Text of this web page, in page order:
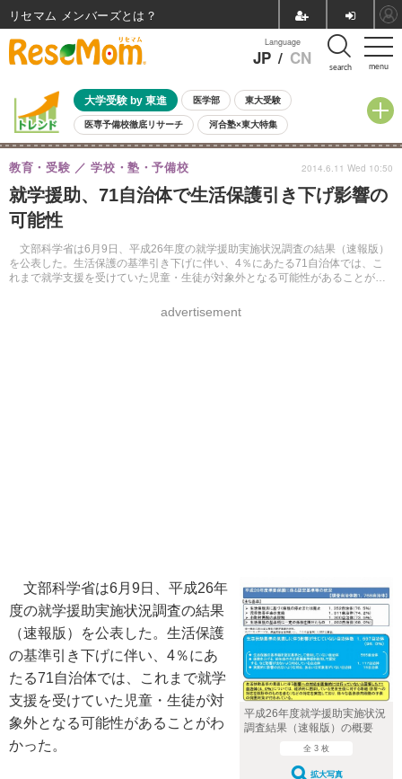
menu
Language
JP / CN search
大学受験 by 東進 医学部 東大受験
医専予備校徹底リサーチ 河合塾×東大特集
親子で考える大学選び 高校受験 中学受験 小学校受験
共通テスト 夏休み 8月開催学校説明会・相談会
8月開催イベント・WS 全国公立高校 過去問 人気記事
自由研究教材（小学生向け）
就学援助、71自治体で生活保護引き下げ影響の
可能性
文部科学省は6月9日、平成26年度の就学援助実施状況調査の結果（速報版）
を公表した。生活保護の基準引き下げに伴い、4％にあたる71自治体では、こ
れまで就学支援を受けていた児童・生徒が対象外となる可能性があることがわ
教育・受験 学校・塾・予備校
advertisement
2014.6.11 Wed 10:50
平成26年度就学援助実施状況
調査結果（速報版）の概要
全 3 枚
拡大写真
文部科学省は6月9日、平成26年
度の就学援助実施状況調査の結果
（速報版）を公表した。生活保護
の基準引き下げに伴い、4％にあ
たる71自治体では、これまで就学
支援を受けていた児童・生徒が対
象外となる可能性があることがわ
かった。
リセマム メンバーズ